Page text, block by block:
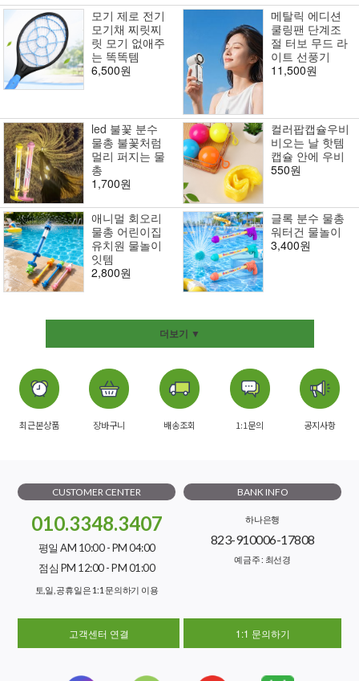
모기 제로 전기
모기채 찌릿찌
릿 모기 없애주
는 똑똑템
6,500원
메탈릭 에디션
쿨링팬 단계조
절 터보 무드 라
이트 선풍기
11,500원
led 불꽃 분수
물총 불꽃처럼
멀리 퍼지는 물
총
1,700원
컬러팝캡슐우비
비오는 날 핫템
캡슐 안에 우비
550원
애니멀 회오리
물총 어린이집
유치원 물놀이
잇템
2,800원
글록 분수 물총
워터건 물놀이
3,400원
더보기 ▼
최근본상품 장바구니 배송조회 1:1문의 공지사항
CUSTOMER CENTER
010.3348.3407
평일 AM 10:00 - PM 04:00
점심 PM 12:00 - PM 01:00
토,일, 공휴일은 1:1 문의하기 이용
BANK INFO
하나은행
823-910006-17808
예금주 : 최선경
고객센터 연결 1:1 문의하기